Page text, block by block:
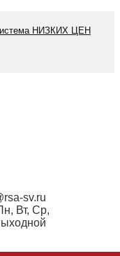
НИЗКИХ ЦЕН
sv.ru
Вт, Ср,